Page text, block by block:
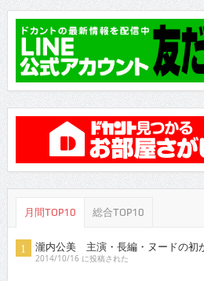
月間TOP10 総合TOP10
瀧内公美 主演・長編・ヌードの初
2014/10/16 に投稿された